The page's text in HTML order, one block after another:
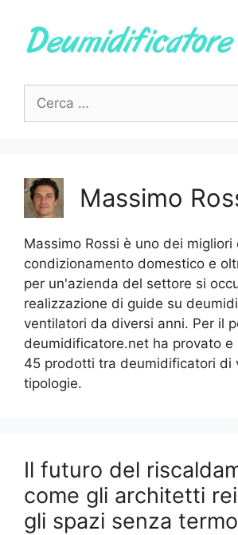
contenuto
per:
Massimo
Massimo Rossi è uno dei migliori
condizionamento domestico e
per un'azienda del settore si
realizzazione di guide su
ventilatori da diversi anni. Per il
deumidificatore.net ha provato e
45 prodotti tra deumidificatori di
tipologie.
Il futuro del
come gli architetti
gli spazi senza